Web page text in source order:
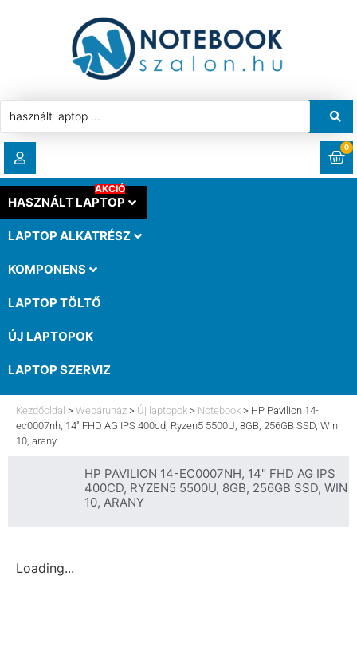
RENDELÉSEK
CÍMEK
FIÓKADATOK
ELFELEJTETT JELSZÓ
0
HASZNÁLT LAPTOP
AKCIÓ
LAPTOP ALKATRÉSZ
KOMPONENS
LAPTOP TÖLTŐ
ÚJ LAPTOPOK
LAPTOP SZERVIZ
Kezdőoldal > Webáruház > Új laptopok > Notebook > HP Pavilion 14-
ec0007nh, 14″ FHD AG IPS 400cd, Ryzen5 5500U, 8GB, 256GB SSD, Win
10, arany
HP PAVILION 14-EC0007NH, 14" FHD AG IPS
400CD, RYZEN5 5500U, 8GB, 256GB SSD, WIN
10, ARANY
Loading...